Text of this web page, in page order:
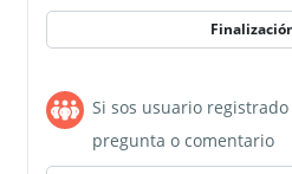
Si sos usuario
pregunta o comentario